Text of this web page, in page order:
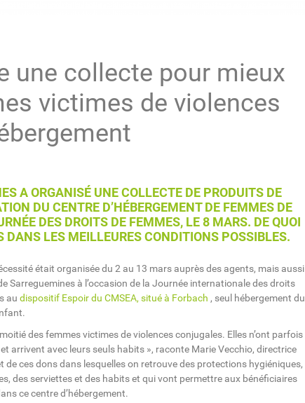
une collecte pour mieux
victimes de violences
A ORGANISÉ UNE COLLECTE DE PRODUITS DE
DU CENTRE D’HÉBERGEMENT DE FEMMES DE
DES DROITS DE FEMMES, LE 8 MARS. DE QUOI
LES MEILLEURES CONDITIONS POSSIBLES.
était organisée du 2 au 13 mars auprès des agents, mais aussi
Sarreguemines à l’occasion de la Journée internationale des droits
au dispositif Espoir du CMSEA, situé à Forbach , seul hébergement du
des femmes victimes de violences conjugales. Elles n’ont parfois
arrivent avec leurs seuls habits », raconte Marie Vecchio, directrice
de ces dons dans lesquelles on retrouve des protections hygiéniques,
des serviettes et des habits et qui vont permettre aux bénéficiaires
ce centre d’hébergement.